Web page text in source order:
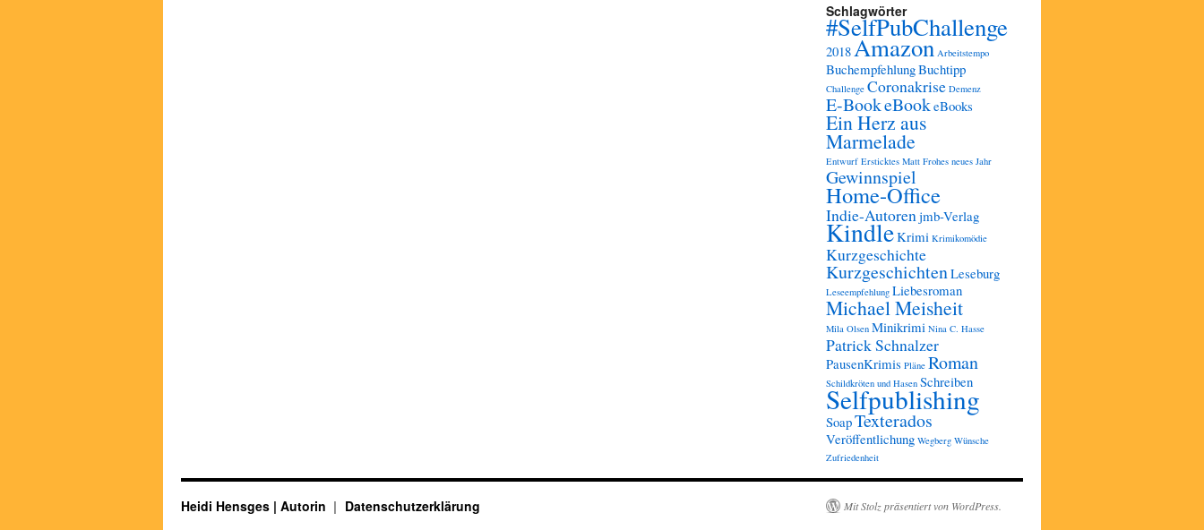
Schlagwörter
#SelfPubChallenge
2018Amazon Arbeitstempo
BuchempfehlungBuchtipp
Challenge Coronakrise Demenz
E-BookeBookeBooks
Ein Herz aus
Marmelade
Entwurf Ersticktes Matt Frohes neues Jahr
Gewinnspiel
Home-Office
Indie-Autorenjmb-Verlag
KindleKrimi Krimikomödie
Kurzgeschichte
KurzgeschichtenLeseburg
Leseempfehlung Liebesroman
Michael Meisheit
Mila Olsen Minikrimi Nina C. Hasse
Patrick Schnalzer
PausenKrimis Pläne Roman
Schildkröten und Hasen Schreiben
Selfpublishing
SoapTexterados
Veröffentlichung Wegberg Wünsche
Zufriedenheit
Heidi Hensges | Autorin Datenschutzerklärung Mit Stolz präsentiert von WordPress.